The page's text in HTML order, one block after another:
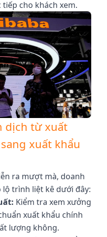
cho khách xem.
dịch từ xuất
xuất khẩu
ra mượt mà, doanh
trình liệt kê dưới đây:
Kiểm tra xem xưởng
xuất khẩu chính
lượng không.